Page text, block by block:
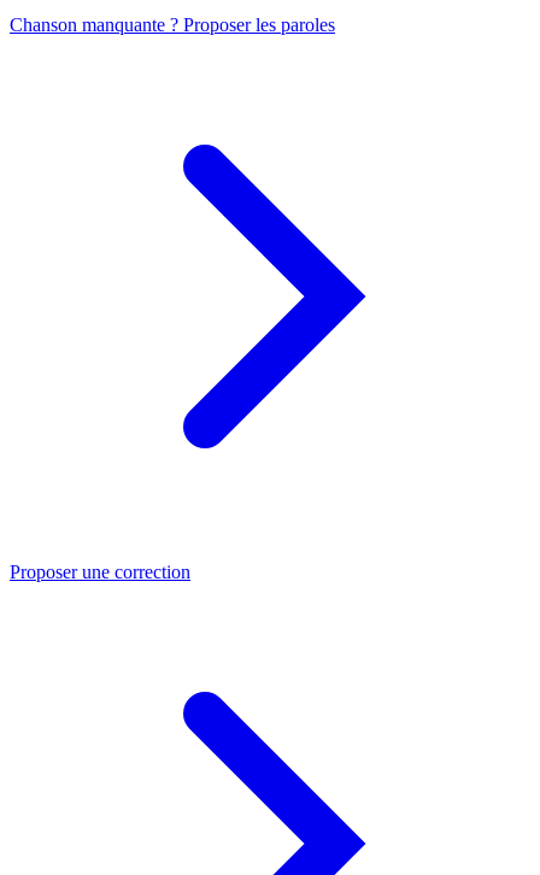
Chanson manquante ? Proposer les paroles
Proposer une correction